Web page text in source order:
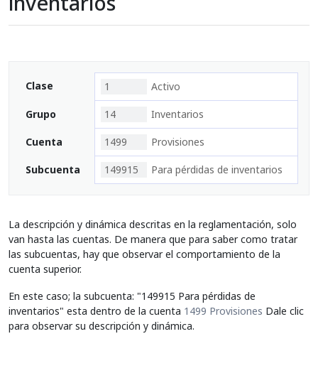
Clase 1 Activo
Grupo 14 Inventarios
Cuenta 1499 Provisiones
Subcuenta 149915 Para pérdidas de inventarios
La descripción y dinámica descritas en la reglamentación, solo
van hasta las cuentas. De manera que para saber como tratar
las subcuentas, hay que observar el comportamiento de la
cuenta superior.
En este caso; la subcuenta: "149915 Para pérdidas de
inventarios" esta dentro de la cuenta 1499 Provisiones Dale clic
para observar su descripción y dinámica.